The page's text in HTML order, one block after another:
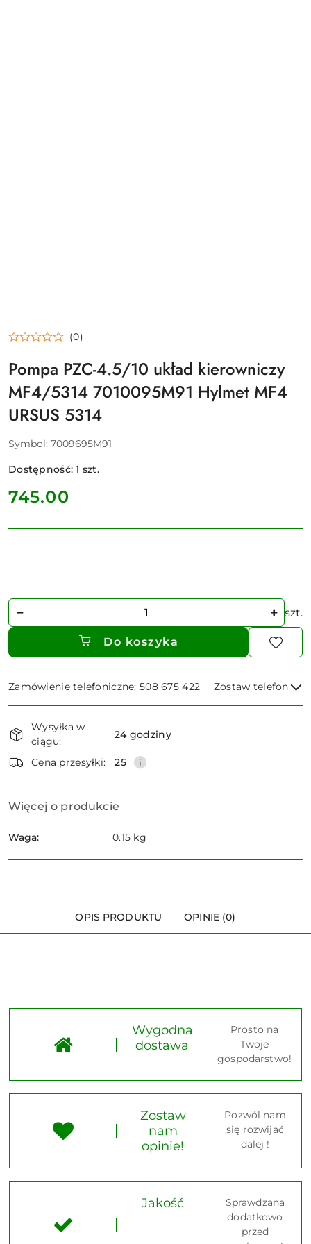
(0)
Pompa PZC-4.5/10 układ kierowniczy
MF4/5314 7010095M91 Hylmet MF4
URSUS 5314
Symbol: 7009695M91
Dostępność:1 szt.
cena:
745.00
Ilość szt.
Do koszyka
Zamówienie telefoniczne: 508 675 422 Zostaw telefon
i
dostawa
Wysyłka w
ciągu:
24 godziny
Cena przesyłki: 25
Więcej o produkcie
Waga: 0.15 kg
OPIS PRODUKTU OPINIE (0)
Wygodna
dostawa
Prosto na
Twoje
gospodarstwo!
Zostaw
nam
opinie!
Pozwól nam
się rozwijać
dalej !
Jakość
Sprawdzana
dodatkowo
przed